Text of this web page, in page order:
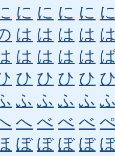
に に に に
は は は は
は は は は
ひ ひ ひ ひ
ふ ふ ふ ふ
へ べ べ べ
ぼ ぼ ぼ ぼ